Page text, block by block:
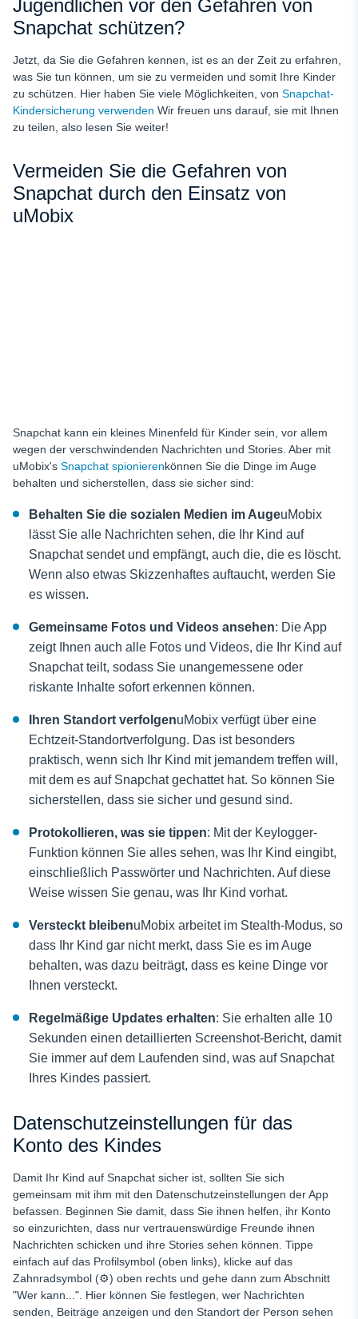
Jugendlichen vor den Gefahren von
Snapchat schützen?
Jetzt, da Sie die Gefahren kennen, ist es an der Zeit zu erfahren,
was Sie tun können, um sie zu vermeiden und somit Ihre Kinder
zu schützen. Hier haben Sie viele Möglichkeiten, von Snapchat-
Kindersicherung verwenden Wir freuen uns darauf, sie mit Ihnen
zu teilen, also lesen Sie weiter!
Vermeiden Sie die Gefahren von
Snapchat durch den Einsatz von
uMobix
Snapchat kann ein kleines Minenfeld für Kinder sein, vor allem
wegen der verschwindenden Nachrichten und Stories. Aber mit
uMobix's Snapchat spionierenkönnen Sie die Dinge im Auge
behalten und sicherstellen, dass sie sicher sind:
Behalten Sie die sozialen Medien im AugeuMobix
lässt Sie alle Nachrichten sehen, die Ihr Kind auf
Snapchat sendet und empfängt, auch die, die es löscht.
Wenn also etwas Skizzenhaftes auftaucht, werden Sie
es wissen.
Gemeinsame Fotos und Videos ansehen: Die App
zeigt Ihnen auch alle Fotos und Videos, die Ihr Kind auf
Snapchat teilt, sodass Sie unangemessene oder
riskante Inhalte sofort erkennen können.
Ihren Standort verfolgenuMobix verfügt über eine
Echtzeit-Standortverfolgung. Das ist besonders
praktisch, wenn sich Ihr Kind mit jemandem treffen will,
mit dem es auf Snapchat gechattet hat. So können Sie
sicherstellen, dass sie sicher und gesund sind.
Protokollieren, was sie tippen: Mit der Keylogger-
Funktion können Sie alles sehen, was Ihr Kind eingibt,
einschließlich Passwörter und Nachrichten. Auf diese
Weise wissen Sie genau, was Ihr Kind vorhat.
Versteckt bleibenuMobix arbeitet im Stealth-Modus, so
dass Ihr Kind gar nicht merkt, dass Sie es im Auge
behalten, was dazu beiträgt, dass es keine Dinge vor
Ihnen versteckt.
Regelmäßige Updates erhalten: Sie erhalten alle 10
Sekunden einen detaillierten Screenshot-Bericht, damit
Sie immer auf dem Laufenden sind, was auf Snapchat
Ihres Kindes passiert.
Datenschutzeinstellungen für das
Konto des Kindes
Damit Ihr Kind auf Snapchat sicher ist, sollten Sie sich
gemeinsam mit ihm mit den Datenschutzeinstellungen der App
befassen. Beginnen Sie damit, dass Sie ihnen helfen, ihr Konto
so einzurichten, dass nur vertrauenswürdige Freunde ihnen
Nachrichten schicken und ihre Stories sehen können. Tippe
einfach auf das Profilsymbol (oben links), klicke auf das
Zahnradsymbol (⚙️) oben rechts und gehe dann zum Abschnitt
"Wer kann...". Hier können Sie festlegen, wer Nachrichten
senden, Beiträge anzeigen und den Standort der Person sehen